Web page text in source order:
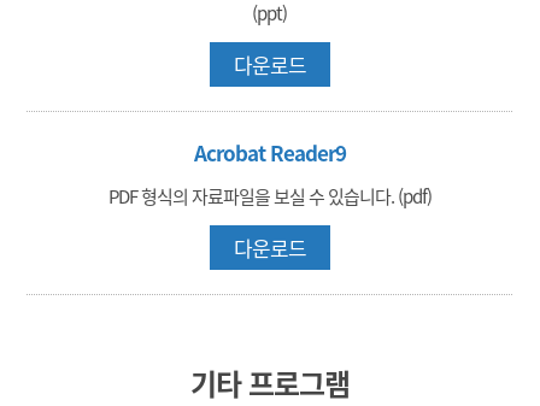
(ppt)
다운로드
Acrobat Reader9
PDF 형식의 자료파일을 보실 수 있습니다. (pdf)
다운로드
기타 프로그램